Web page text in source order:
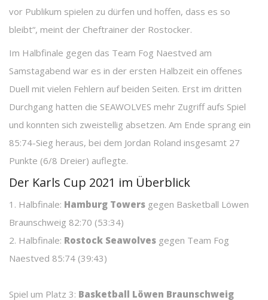
vor Publikum spielen zu dürfen und hoffen, dass es so
bleibt“, meint der Cheftrainer der Rostocker.
Im Halbfinale gegen das Team Fog Naestved am
Samstagabend war es in der ersten Halbzeit ein offenes
Duell mit vielen Fehlern auf beiden Seiten. Erst im dritten
Durchgang hatten die SEAWOLVES mehr Zugriff aufs Spiel
und konnten sich zweistellig absetzen. Am Ende sprang ein
85:74-Sieg heraus, bei dem Jordan Roland insgesamt 27
Punkte (6/8 Dreier) auflegte.
Der Karls Cup 2021 im Überblick
1. Halbfinale: Hamburg Towers gegen Basketball Löwen
Braunschweig 82:70 (53:34)
2. Halbfinale: Rostock Seawolves gegen Team Fog
Naestved 85:74 (39:43)
Spiel um Platz 3: Basketball Löwen Braunschweig